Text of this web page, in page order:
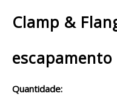
Clamp &
Quantidade: